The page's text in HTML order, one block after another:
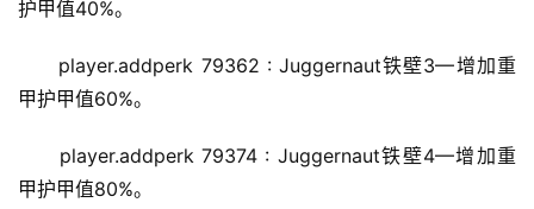
护甲值40%。
player.addperk 79362 : Juggernaut铁壁3—增加重
甲护甲值60%。
player.addperk 79374 : Juggernaut铁壁4—增加重
甲护甲值80%。